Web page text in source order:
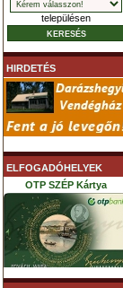
településen
HIRDETÉS
ELFOGADÓHELYEK
OTP SZÉP Kártya
K&H SZÉP Kártya